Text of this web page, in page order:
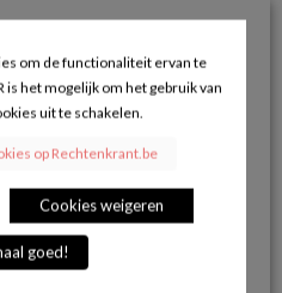
worden over Bitcoin
om de functionaliteit ervan te
is het mogelijk om het gebruik van
uit te schakelen.
op Rechtenkrant.be
Cookies weigeren
goed!